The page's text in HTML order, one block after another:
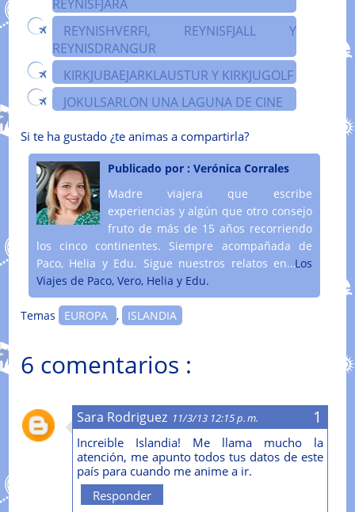
REYNISFJARA
REYNISHVERFI, REYNISFJALL Y
REYNISDRANGUR
KIRKJUBAEJARKLAUSTUR Y KIRKJUGOLF
JOKULSARLON UNA LAGUNA DE CINE
Si te ha gustado ¿te animas a compartirla?
Publicado por : Verónica Corrales
Madre viajera que escribe
experiencias y algún que otro consejo
fruto de más de 15 años recorriendo
los cinco continentes. Siempre acompañada de
Paco, Helia y Edu. Sigue nuestros relatos en....
Los
Viajes de Paco, Vero, Helia y Edu.
Temas EUROPA , ISLANDIA
6 comentarios :
Sara Rodriguez 11/3/13 12:15 p. m.
Increible Islandia! Me llama mucho la
atención, me apunto todos tus datos de este
país para cuando me anime a ir.
Responder